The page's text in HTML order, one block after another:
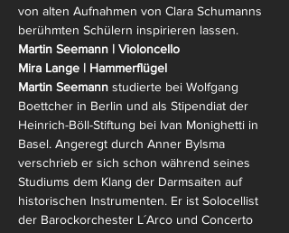
von alten Aufnahmen von Clara Schumanns
berühmten Schülern inspirieren lassen.
Martin Seemann | Violoncello
Mira Lange | Hammerflügel
Martin Seemann studierte bei Wolfgang
Boettcher in Berlin und als Stipendiat der
Heinrich-Böll-Stiftung bei Ivan Monighetti in
Basel. Angeregt durch Anner Bylsma
verschrieb er sich schon während seines
Studiums dem Klang der Darmsaiten auf
historischen Instrumenten. Er ist Solocellist
der Barockorchester L´Arco und Concerto